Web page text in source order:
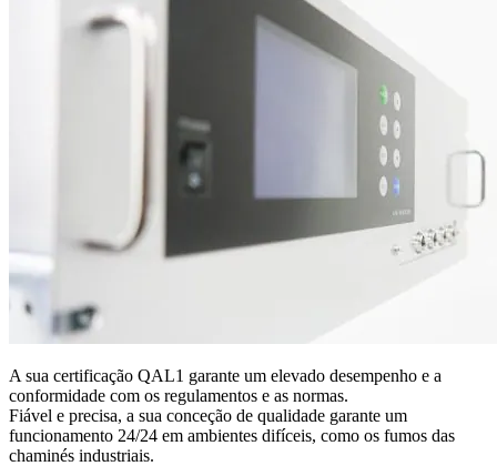
A sua certificação QAL1 garante um elevado desempenho e a
conformidade com os regulamentos e as normas.
Fiável e precisa, a sua conceção de qualidade garante um
funcionamento 24/24 em ambientes difíceis, como os fumos das
chaminés industriais.